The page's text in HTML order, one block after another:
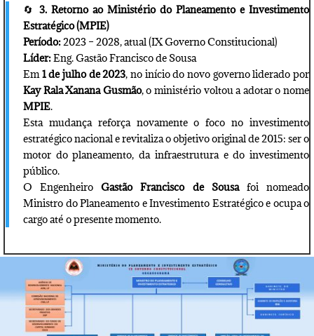
🔄 3. Retorno ao Ministério do Planeamento e Investimento
Estratégico (MPIE)
Período:2023 – 2028, atual (IX Governo Constitucional)
Líder:Eng. Gastão Francisco de Sousa
Em1 de julho de 2023, no início do novo governo liderado por
Kay Rala Xanana Gusmão, o ministério voltou a adotar o nome
MPIE.
Esta mudança reforça novamente o foco no investimento
estratégico nacional e revitaliza o objetivo original de 2015: ser o
motor do planeamento, da infraestrutura e do investimento
público.
O EngenheiroGastão Francisco de Sousafoi nomeado
Ministro do Planeamento e Investimento Estratégico e ocupa o
cargo até o presente momento.